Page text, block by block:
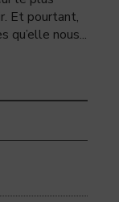
Et pourtant,
qu’elle nous...